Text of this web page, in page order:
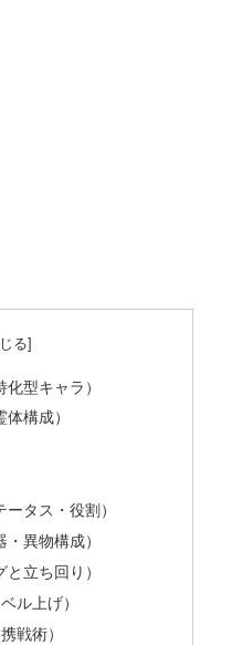
型キャラ）
構成）
タス・役割）
異物構成）
立ち回り）
ル上げ）
戦術）